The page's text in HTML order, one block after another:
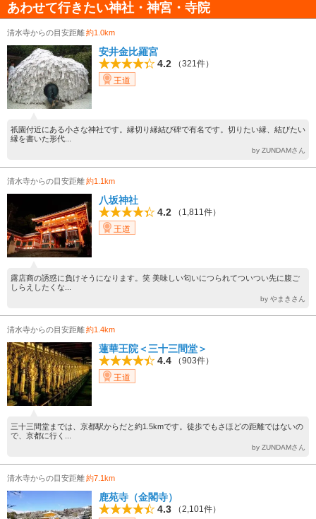
あわせて行きたい神社・神宮・寺院
清水寺からの目安距離約1.0km
安井金比羅宮
4.2
（321件）
王道
祇園付近にある小さな神社です。縁切り縁結び碑で有名です。切りたい縁、結びたい
縁を書いた形代...
by ZUNDAMさん
清水寺からの目安距離約1.1km
八坂神社
4.2
（1,811件）
王道
露店商の誘惑に負けそうになります。笑 美味しい匂いにつられてついつい先に腹ご
しらえしたくな...
by やまきさん
清水寺からの目安距離約1.4km
蓮華王院＜三十三間堂＞
4.4
（903件）
王道
三十三間堂までは、京都駅からだと約1.5kmです。徒歩でもさほどの距離ではないの
で、京都に行く...
by ZUNDAMさん
清水寺からの目安距離約7.1km
鹿苑寺（金閣寺）
4.3
（2,101件）